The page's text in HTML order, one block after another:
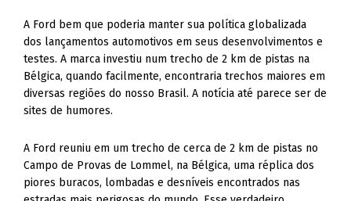
A Ford bem que poderia manter sua política globalizada
dos lançamentos automotivos em seus desenvolvimentos e
testes. A marca investiu num trecho de 2 km de pistas na
Bélgica, quando facilmente, encontraria trechos maiores em
diversas regiões do nosso Brasil. A notícia até parece ser de
sites de humores.
A Ford reuniu em um trecho de cerca de 2 km de pistas no
Campo de Provas de Lommel, na Bélgica, uma réplica dos
piores buracos, lombadas e desníveis encontrados nas